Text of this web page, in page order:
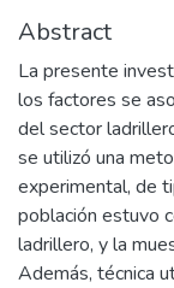
Abstract
La presente
los factores se
del sector
se utilizó una
experimental, de
población estuvo
ladrillero, y la
Además, técnica